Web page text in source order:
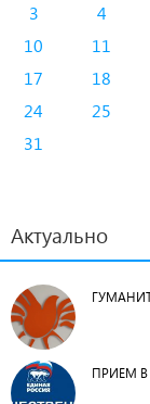
3
4
10
11
17
18
24
25
31
Актуально
ПРИЕМ В